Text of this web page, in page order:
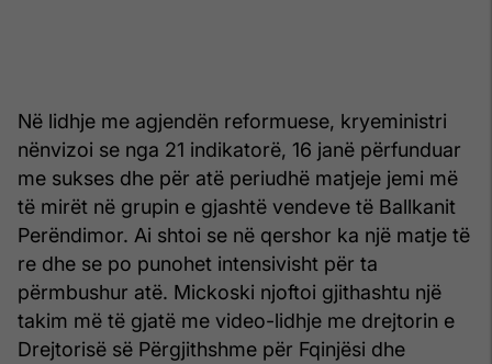
Në lidhje me agjendën reformuese, kryeministri
nënvizoi se nga 21 indikatorë, 16 janë përfunduar
me sukses dhe për atë periudhë matjeje jemi më
të mirët në grupin e gjashtë vendeve të Ballkanit
Perëndimor. Ai shtoi se në qershor ka një matje të
re dhe se po punohet intensivisht për ta
përmbushur atë. Mickoski njoftoi gjithashtu një
takim më të gjatë me video-lidhje me drejtorin e
Drejtorisë së Përgjithshme për Fqinjësi dhe